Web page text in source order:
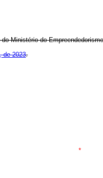
do Ministério do
de 2023.
*